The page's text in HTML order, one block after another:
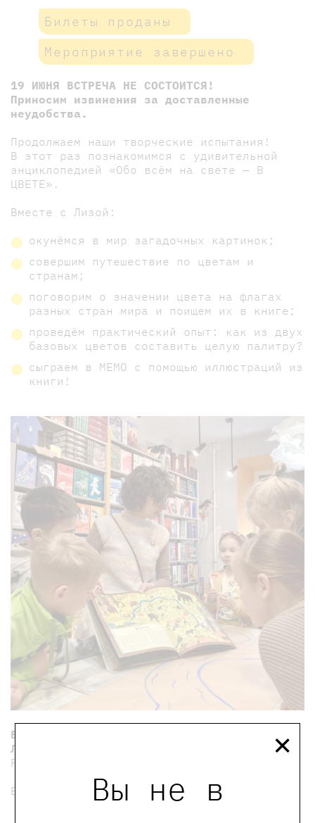
Вы не в
×
Билеты проданы
Мероприятие завершено
19 ИЮНЯ ВСТРЕЧА НЕ СОСТОИТСЯ!
Приносим извинения за доставленные
неудобства.
Продолжаем наши творческие испытания!
В этот раз познакомимся с удивительной
энциклопедией «Обо всём на свете — В
ЦВЕТЕ».
Вместе с Лизой:
окунёмся в мир загадочных картинок;
совершим путешествие по цветам и
странам;
поговорим о значении цвета на флагах
разных стран мира и поищем их в книге;
проведём практический опыт: как из двух
базовых цветов составить целую палитру?
сыграем в МЕМО с помощью иллюстраций из
книги!
Ведущая встречи:
Лиза Мельник
— автор креативного проекта
Funky Jam.
Билет необходим только для ребёнка.